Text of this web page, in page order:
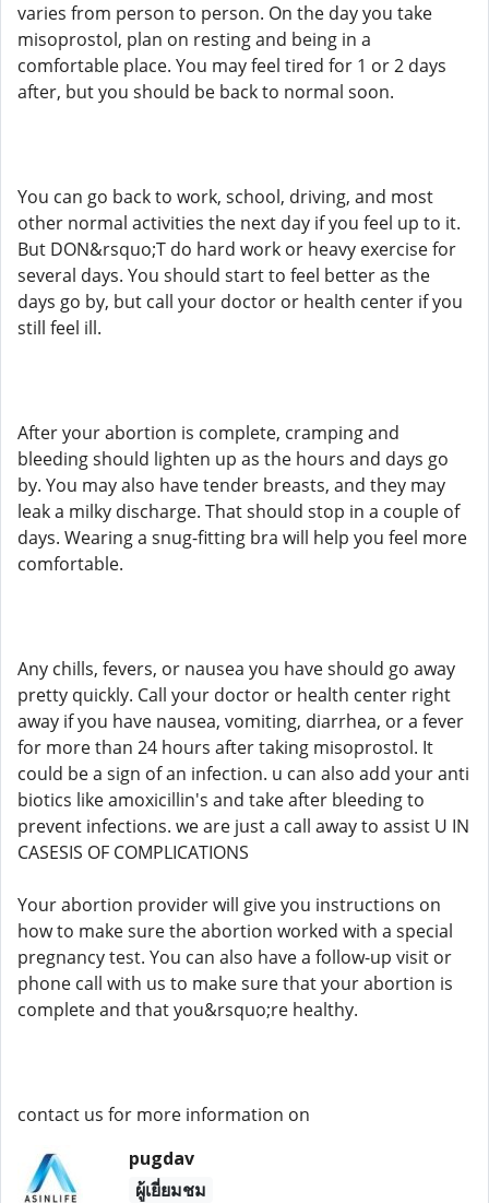
varies from person to person. On the day you take
misoprostol, plan on resting and being in a
comfortable place. You may feel tired for 1 or 2 days
after, but you should be back to normal soon.
You can go back to work, school, driving, and most
other normal activities the next day if you feel up to it.
But DON&rsquo;T do hard work or heavy exercise for
several days. You should start to feel better as the
days go by, but call your doctor or health center if you
still feel ill.
After your abortion is complete, cramping and
bleeding should lighten up as the hours and days go
by. You may also have tender breasts, and they may
leak a milky discharge. That should stop in a couple of
days. Wearing a snug-fitting bra will help you feel more
comfortable.
Any chills, fevers, or nausea you have should go away
pretty quickly. Call your doctor or health center right
away if you have nausea, vomiting, diarrhea, or a fever
for more than 24 hours after taking misoprostol. It
could be a sign of an infection. u can also add your anti
biotics like amoxicillin's and take after bleeding to
prevent infections. we are just a call away to assist U IN
CASESIS OF COMPLICATIONS
Your abortion provider will give you instructions on
how to make sure the abortion worked with a special
pregnancy test. You can also have a follow-up visit or
phone call with us to make sure that your abortion is
complete and that you&rsquo;re healthy.
contact us for more information on
pugdav
ผู้เยี่ยมชม